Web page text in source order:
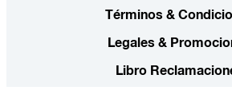
Términos &
Legales &
Libro